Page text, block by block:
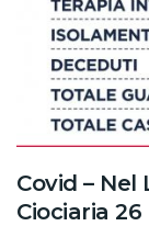
Covid – Nel
Ciociaria